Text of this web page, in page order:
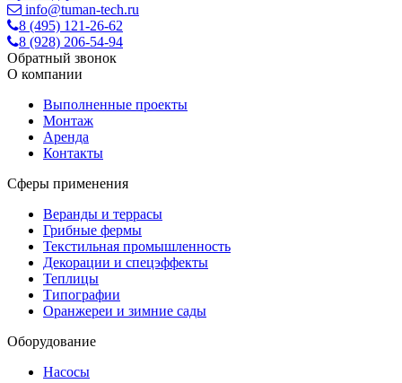
info@tuman-tech.ru
8 (495) 121-26-62
8 (928) 206-54-94
Обратный звонок
О компании
Выполненные проекты
Монтаж
Аренда
Контакты
Сферы применения
Веранды и террасы
Грибные фермы
Текстильная промышленность
Декорации и спецэффекты
Теплицы
Типографии
Оранжереи и зимние сады
Оборудование
Насосы